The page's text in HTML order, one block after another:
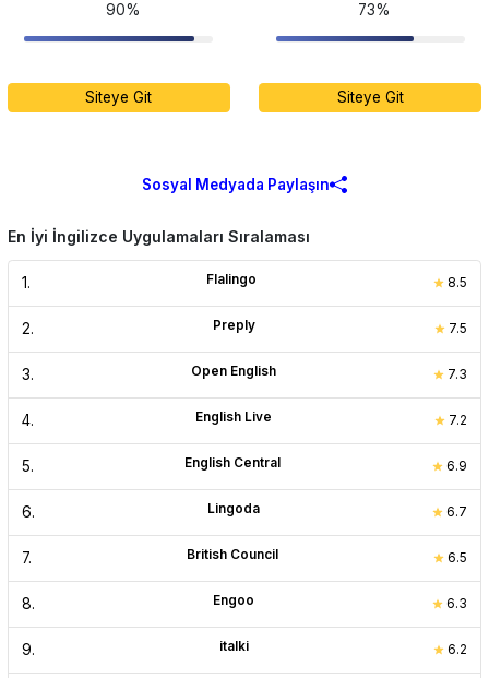
90% 73%
Siteye Git Siteye Git
Sosyal Medyada Paylaşın
En İyi İngilizce Uygulamaları Sıralaması
1. Flalingo 8.5
2. Preply 7.5
3. Open English 7.3
4. English Live 7.2
5. English Central 6.9
6. Lingoda 6.7
7. British Council 6.5
8. Engoo 6.3
9. italki 6.2